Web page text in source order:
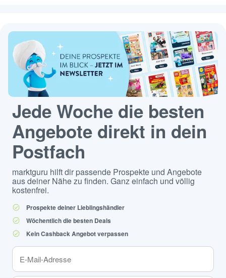
Jede Woche die besten
Angebote direkt in dein
Postfach
marktguru hilft dir passende Prospekte und Angebote
aus deiner Nähe zu finden. Ganz einfach und völlig
kostenfrei.
Prospekte deiner Lieblingshändler
Wöchentlich die besten Deals
Kein Cashback Angebot verpassen